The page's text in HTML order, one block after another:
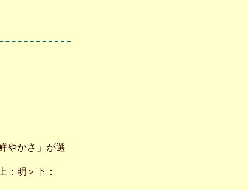
やかさ」が選
：明＞下：